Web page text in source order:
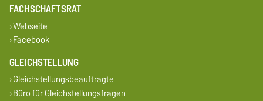
FACHSCHAFTSRAT
Webseite
Facebook
GLEICHSTELLUNG
Gleichstellungsbeauftragte
Büro für Gleichstellungsfragen